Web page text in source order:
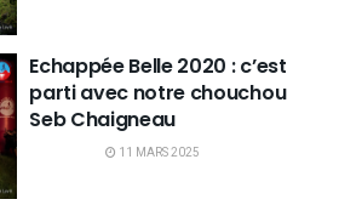
Echappée Belle 2020 : c’est
parti avec notre chouchou
Seb Chaigneau
11 MARS 2025